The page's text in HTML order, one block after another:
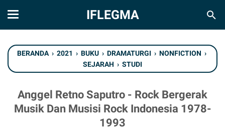
IFLEGMA
BERANDA › 2021 › BUKU › DRAMATURGI › NONFICTION ›
SEJARAH › STUDI
Anggel Retno Saputro - Rock Bergerak
Musik Dan Musisi Rock Indonesia 1978-
1993